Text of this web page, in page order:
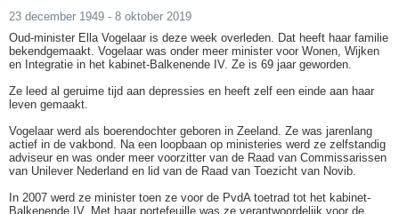
23 december 1949 - 8 oktober 2019
Oud-minister Ella Vogelaar is deze week overleden. Dat heeft haar familie
bekendgemaakt. Vogelaar was onder meer minister voor Wonen, Wijken
en Integratie in het kabinet-Balkenende IV. Ze is 69 jaar geworden.
Ze leed al geruime tijd aan depressies en heeft zelf een einde aan haar
leven gemaakt.
Vogelaar werd als boerendochter geboren in Zeeland. Ze was jarenlang
actief in de vakbond. Na een loopbaan op ministeries werd ze zelfstandig
adviseur en was onder meer voorzitter van de Raad van Commissarissen
van Unilever Nederland en lid van de Raad van Toezicht van Novib.
In 2007 werd ze minister toen ze voor de PvdA toetrad tot het kabinet-
Balkenende IV. Met haar portefeuille was ze verantwoordelijk voor de